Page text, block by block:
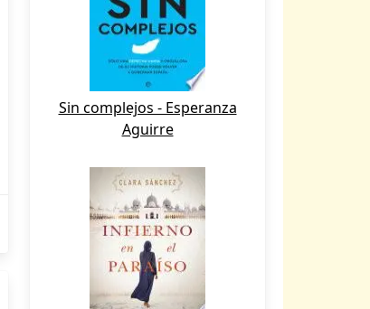
Sin complejos - Esperanza
Aguirre